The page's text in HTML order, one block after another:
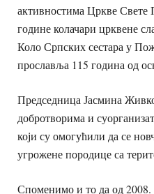
активностима Цркве Свете
године колачари црквене
Коло Српских сестара у
прославља 115 година од
Председница Јасмина
добротворима и
који су омогућили да се
угрожене породице са
Споменимо и то да од